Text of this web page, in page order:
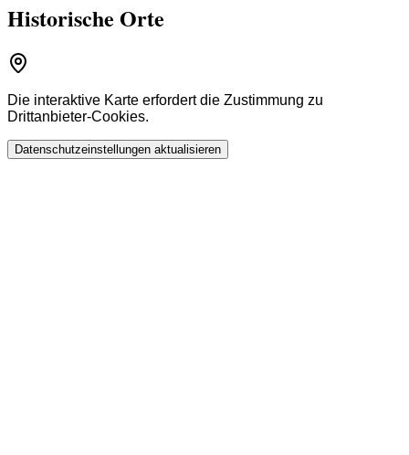
Historische Orte
Die interaktive Karte erfordert die Zustimmung zu
Drittanbieter-Cookies.
Datenschutzeinstellungen aktualisieren